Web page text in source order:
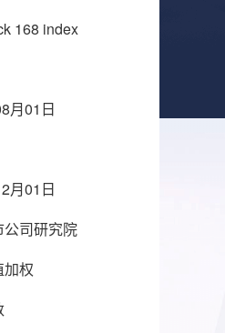
168 index
月01日
月01日
公司研究院
权